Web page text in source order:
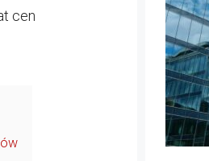
cen